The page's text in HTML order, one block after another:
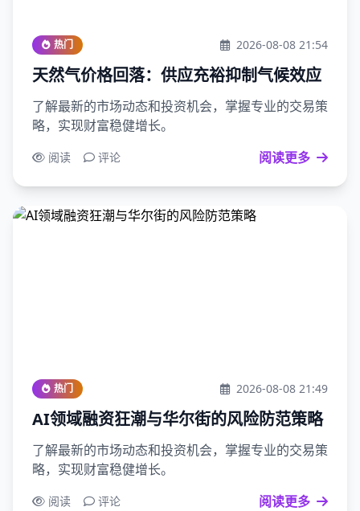
热门 2026-08-08 21:54
天然气价格回落：供应充裕抑制气候效应
了解最新的市场动态和投资机会，掌握专业的交易策
略，实现财富稳健增长。
阅读 评论 阅读更多
热门 2026-08-08 21:49
AI领域融资狂潮与华尔街的风险防范策略
了解最新的市场动态和投资机会，掌握专业的交易策
略，实现财富稳健增长。
阅读 评论 阅读更多